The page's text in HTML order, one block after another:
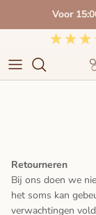
Voor
Retourneren
Bij ons doen we
het soms kan
verwachtingen